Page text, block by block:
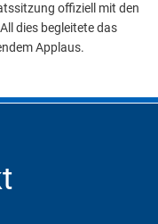
offiziell mit den
dies begleitete das
Applaus.